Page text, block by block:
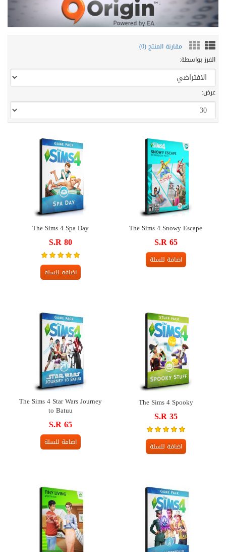
مقارنة المنتج (0)
الفرز بواسطة:
عرض:
The Sims 4 Snowy Escape
S.R 65
اضافة للسلة
The Sims 4 Spa Day
S.R 80
اضافة للسلة
The Sims 4 Spooky
S.R 35
اضافة للسلة
The Sims 4 Star Wars Journey
to Batuu
S.R 65
اضافة للسلة